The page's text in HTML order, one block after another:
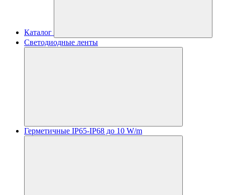
Каталог
Светодиодные ленты
Герметичные IP65-IP68 до 10 W/m